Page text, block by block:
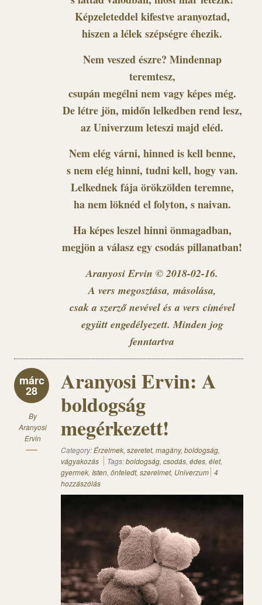
Képzeleteddel kifestve aranyoztad,
hiszen a lélek szépségre éhezik.
Nem veszed észre? Mindennap
teremtesz,
csupán megélni nem vagy képes még.
De létre jön, midőn lelkedben rend lesz,
az Univerzum leteszi majd eléd.
Nem elég várni, hinned is kell benne,
s nem elég hinni, tudni kell, hogy van.
Lelkednek fája örökzölden teremne,
ha nem löknéd el folyton, s naivan.
Ha képes leszel hinni önmagadban,
megjön a válasz egy csodás pillanatban!
Aranyosi Ervin © 2018-02-16.
A vers megosztása, másolása,
csak a szerző nevével és a vers címével
együtt engedélyezett. Minden jog
fenntartva
márc
28
By
Aranyosi
Ervin
Aranyosi Ervin: A
boldogság
megérkezett!
Category:Érzelmek, szeretet, magány, boldogság,
vágyakozás
Tags:boldogság, csodás, édes, élet,
gyermek, Isten, önfeledt, szerelmet, Univerzum 4
hozzászólás